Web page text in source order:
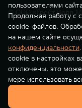
WEY 07
Расширяя границы
от 6 149 000 ₽
© ООО «Грейт Волл
пользователями
Продолжая работу с
cookie-файлов.
на нашем сайте
конфиденциальности
cookie в настройках
отключены, это
мере использовать